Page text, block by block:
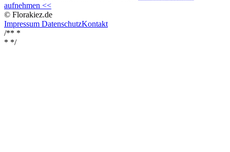
aufnehmen <<
© Florakiez.de
Impressum DatenschutzKontakt
/** *
* */